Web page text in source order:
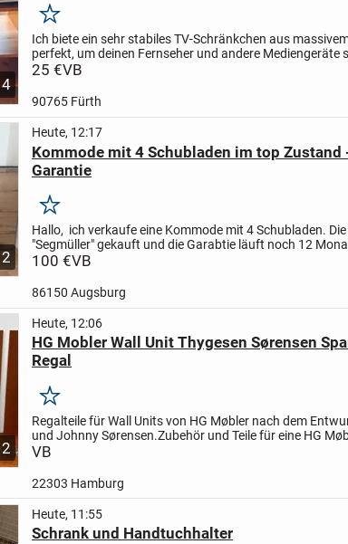
4
Merken
Ich biete ein sehr stabiles TV-Schränkchen aus
perfekt, um deinen Fernseher und andere Mediengeräte
unterzubringen. Das Schränkchen hat eine Breite von
25 €VB
90765 Fürth
2
Heute, 12:17
Kommode mit 4 Schubladen im top Zustand
Garantie
Merken
Hallo, ich verkaufe eine Kommode mit 4 Schubladen.
"Segmüller" gekauft und die Garabtie läuft noch 12
ist sehr gut und sehr gepföegt.
100 €VB
86150 Augsburg
Heute, 12:06
HG Mobler Wall Unit Thygesen Sørensen
Regal
Merken
Regalteile für Wall Units von HG Møbler nach dem
und Johnny Sørensen.Zubehör und Teile für eine HG
sowie seltene Montagebügel für Container des...
VB
22303 Hamburg
Heute, 11:55
Schrank und Handtuchhalter